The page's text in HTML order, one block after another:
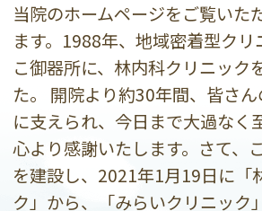
当院のホームページをご覧いた
ます。1988年、地域密着型クリ
こ御器所に、林内科クリニック
た。 開院より約30年間、皆さ
に支えられ、今日まで大過なく
心より感謝いたします。さて、
を建設し、2021年1月19日に「
ク」から、「みらいクリニック